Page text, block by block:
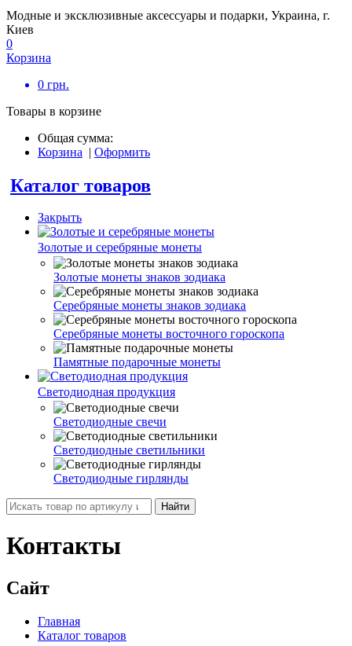
Модные и эксклюзивные аксессуары и подарки, Украина, г.
Киев
0
Корзина
0 грн.
Товары в корзине
Общая сумма:
Корзина | Оформить
Каталог товаров
Закрыть
Золотые и серебряные монеты
Золотые монеты знаков зодиака
Серебряные монеты знаков зодиака
Серебряные монеты восточного гороскопа
Памятные подарочные монеты
Светодиодная продукция
Светодиодные свечи
Светодиодные светильники
Светодиодные гирлянды
Найти
Контакты
Сайт
Главная
Каталог товаров